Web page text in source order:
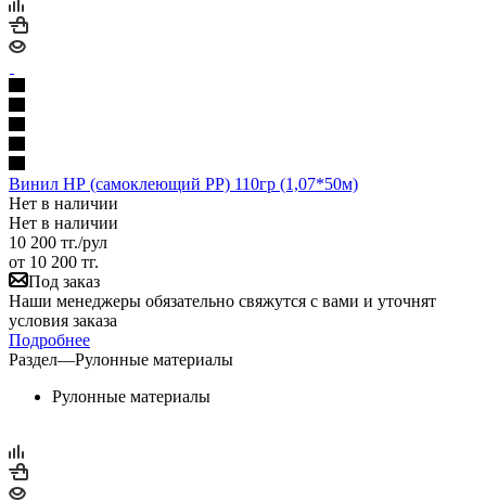
Винил НР (самоклеющий PP) 110гр (1,07*50м)
Нет в наличии
Нет в наличии
10 200 тг./рул
от 10 200 тг.
Под заказ
Наши менеджеры обязательно свяжутся с вами и уточнят
условия заказа
Подробнее
Раздел—Рулонные материалы
Рулонные материалы